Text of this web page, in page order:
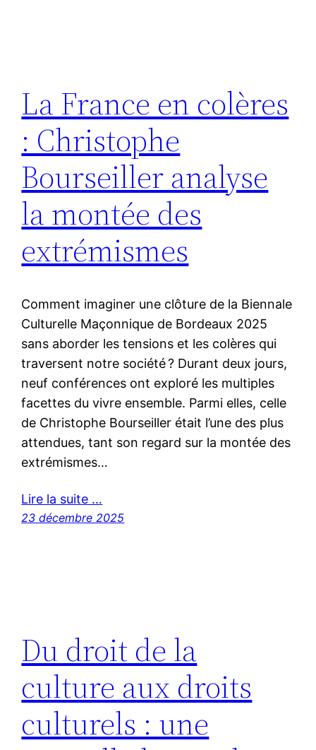
La France en colères
: Christophe
Bourseiller analyse
la montée des
extrémismes
Comment imaginer une clôture de la Biennale
Culturelle Maçonnique de Bordeaux 2025
sans aborder les tensions et les colères qui
traversent notre société ? Durant deux jours,
neuf conférences ont exploré les multiples
facettes du vivre ensemble. Parmi elles, celle
de Christophe Bourseiller était l’une des plus
attendues, tant son regard sur la montée des
extrémismes…
Lire la suite …
23 décembre 2025
Du droit de la
culture aux droits
culturels : une